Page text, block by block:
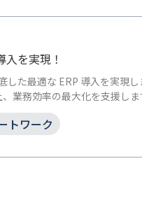
を実現！
た最適な ERP 導入を実現
業務効率の最大化を支援しま
トワーク